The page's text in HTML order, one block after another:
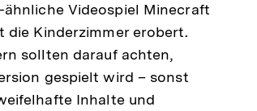
ähnliche Videospiel Minecraft
die Kinderzimmer erobert.
sollten darauf achten,
gespielt wird – sonst
Inhalte und